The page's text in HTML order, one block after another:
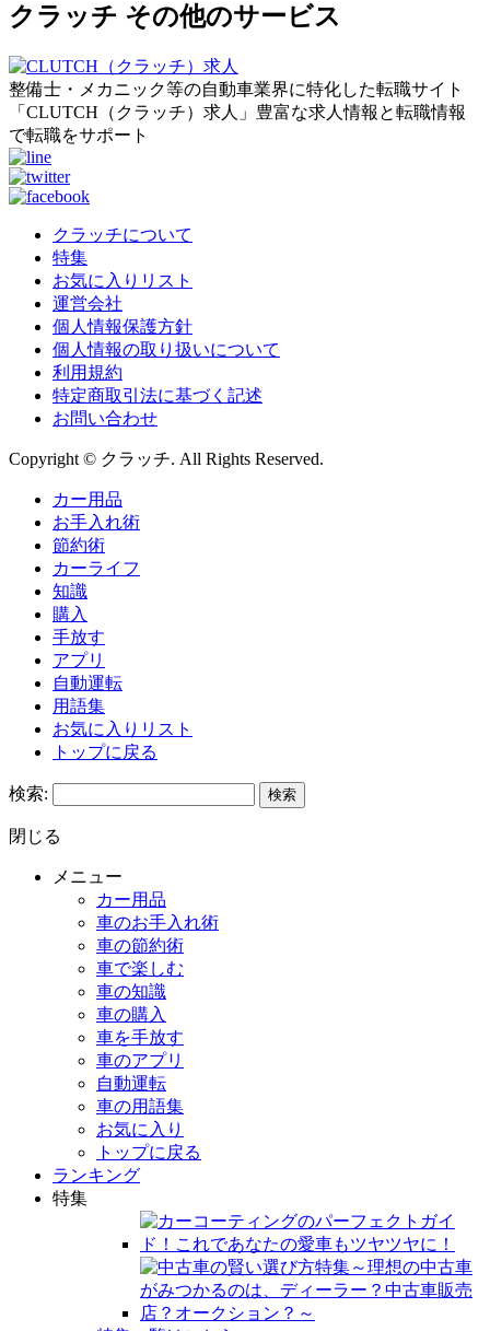
クラッチ その他のサービス
整備士・メカニック等の自動車業界に特化した転職サイト
「CLUTCH（クラッチ）求人」豊富な求人情報と転職情報
で転職をサポート
クラッチについて
特集
お気に入りリスト
運営会社
個人情報保護方針
個人情報の取り扱いについて
利用規約
特定商取引法に基づく記述
お問い合わせ
Copyright © クラッチ. All Rights Reserved.
カー用品
お手入れ術
節約術
カーライフ
知識
購入
手放す
アプリ
自動運転
用語集
お気に入りリスト
トップに戻る
検索:
閉じる
メニュー
カー用品
車のお手入れ術
車の節約術
車で楽しむ
車の知識
車の購入
車を手放す
車のアプリ
自動運転
車の用語集
お気に入り
トップに戻る
ランキング
特集